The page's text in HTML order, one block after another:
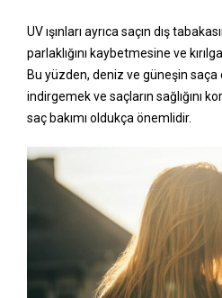
UV ışınları ayrıca saçın dış
parlaklığını kaybetmesine ve
Bu yüzden, deniz ve güneşin
indirgemek ve saçların sağlığını
saç bakımı oldukça önemlidir.